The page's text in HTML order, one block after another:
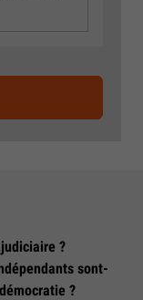
?
sont-
?